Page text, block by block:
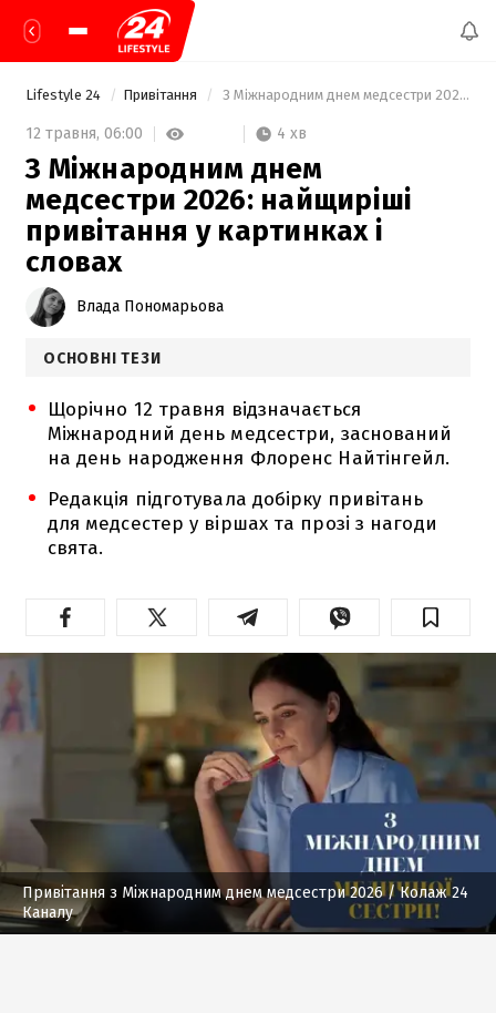
Lifestyle 24 Привітання З Міжнародним днем медсестри 2026: найщиріші привітання у картинках і словах
12 травня, 06:00 4 хв
З Міжнародним днем
медсестри 2026: найщиріші
привітання у картинках і
словах
Влада Пономарьова
ОСНОВНІ ТЕЗИ
Щорічно 12 травня відзначається
Міжнародний день медсестри, заснований
на день народження Флоренс Найтінгейл.
Редакція підготувала добірку привітань
для медсестер у віршах та прозі з нагоди
свята.
Привітання з Міжнародним днем медсестри 2026/ Колаж 24
Каналу